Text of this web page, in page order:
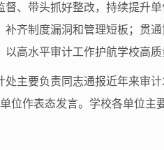
督、带头抓好整改，持续提升
补齐制度漏洞和管理短板；贯
以高水平审计工作护航学校高质
处主要负责同志通报近年来审
位作表态发言。学校各单位主